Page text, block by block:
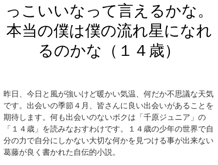
っこいいなって言えるかな。
本当の僕は僕の流れ星になれ
るのかな（１４歳）
昨日、今日と風が強いけど暖かい気温、何だか不思議な天気
です。出会いの季節４月、皆さんに良い出会いがあることを
期待します。何も出会いのないボクは「千原ジュニア」の
「１４歳」を読みなおすわけです。１４歳の少年の世界で自
分の力で自分にしかない大切な何かを見つける事が出来ない
葛藤が良く書かれた自伝的小説。